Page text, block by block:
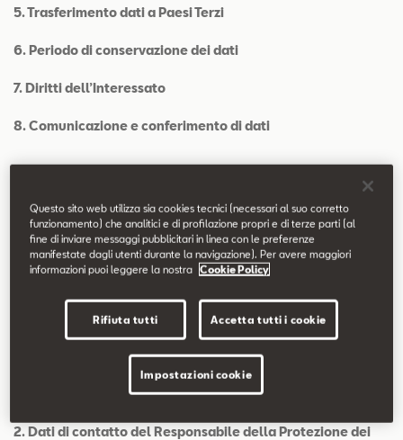
5. Trasferimento dati a Paesi Terzi
6. Periodo di conservazione dei dati
7. Diritti dell’Interessato
8. Comunicazione e conferimento di dati
1. Identità e dati di contatto del Titolare del trattamento
Il Titolare del trattamento dei dati è VOLKSWAGEN GROUP
ITALIA S.p.A., con sede legale in 37137 - Verona, Viale G. R.
Škoda, Audi, Seat e Volkswagen Veicoli Commerciali.
2. Dati di contatto del Responsabile della Protezione dei
Questo sito web utilizza sia cookies tecnici (necessari al suo corretto
funzionamento) che analitici e di profilazione propri e di terze parti (al
fine di inviare messaggi pubblicitari in linea con le preferenze
manifestate dagli utenti durante la navigazione). Per avere maggiori
informazioni puoi leggere la nostra
Cookie Policy
Rifiuta tutti Accetta tutti i cookie
Impostazioni cookie